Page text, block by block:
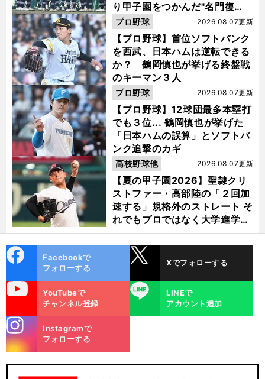
り甲子園をつかんだ"名門復
活"の舞台裏
【プロ野球】首位ソフトバンク
を西武、日本ハムは逆転できる
か？ 鶴岡慎也が挙げる終盤戦
のキーマン３人
2026.08.07更新
プロ野球
【プロ野球】12球団最多本塁打
でも３位... 鶴岡慎也が挙げた
「日本ハムの誤算」とソフトバ
ンク追撃のカギ
2026.08.07更新
プロ野球
【夏の甲子園2026】聖隷クリ
ストファー・高部陸の「２回加
速する」規格外のストレート そ
れでもプロではなく大学進学を
選ぶ理由
2026.08.07更新
高校野球他
ok
Facebookで
フォローする
Xでフォローする
YouTubeで
チャンネル登録
LINE
LINEで
アカウント追加
m
Instagramで
フォローする